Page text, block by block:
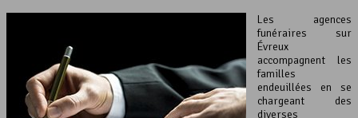
Les agences
funéraires sur
Évreux
accompagnent les
familles
endeuillées en se
chargeant des
diverses